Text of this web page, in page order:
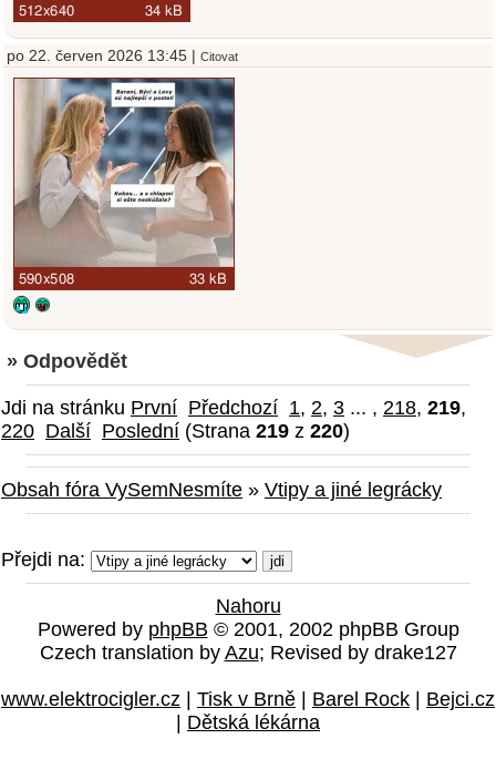
po 22. červen 2026 13:45 | Citovat
» Odpovědět
Jdi na stránku První Předchozí 1, 2, 3 ... , 218, 219,
220 Další Poslední (Strana 219 z 220)
Obsah fóra VySemNesmíte » Vtipy a jiné legrácky
Přejdi na:
Nahoru
Powered by phpBB © 2001, 2002 phpBB Group
Czech translation by Azu; Revised by drake127
www.elektrocigler.cz | Tisk v Brně | Barel Rock | Bejci.cz
| Dětská lékárna